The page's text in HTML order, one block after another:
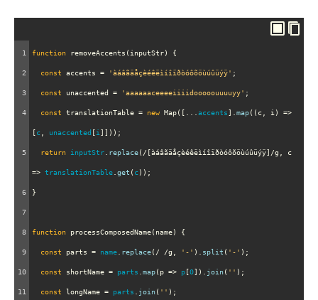
1 function removeAccents (inputStr) {
2 const accents = 'àáâãäåçèéêëìíîïðòóôõöùúûüýÿ' ;
3 const unaccented = 'aaaaaaceeeeiiiidooooouuuuyy' ;
4 const translationTable = new Map([ ...accents ].map(( c, i) =>
c, unaccented i ]]));
5 return inputStr. replace( /[àáâãäåçèéêëìíîïðòóôõöùúûüýÿ]/g , c
=> translationTable.get ( c));
6 }
7
8 function processComposedName( name) {
9 const parts = name. replace( / /g , '-' ). split ( '-' );
10 const shortName = parts .map( p => p 0 ]). join( '' );
11 const longName = parts . join( '' );